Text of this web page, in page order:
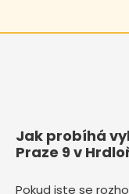
Jak probíhá
Praze 9 v
Pokud jste se